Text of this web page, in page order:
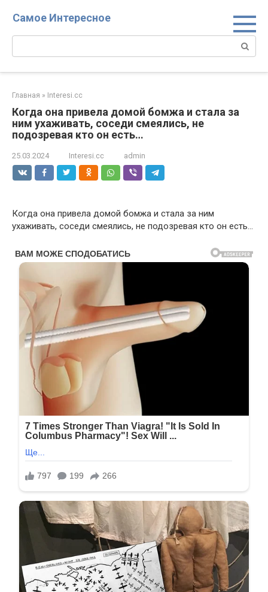
Самое Интересное
Поиск:
Главная » Interesi.cc
Когда она привела домой бомжа и стала за
ним ухаживать, соседи смеялись, не
подозревая кто он есть…
25.03.2024 Interesi.cc admin
Когда она привела домой бомжа и стала за ним
ухаживать, соседи смеялись, не подозревая кто он есть…